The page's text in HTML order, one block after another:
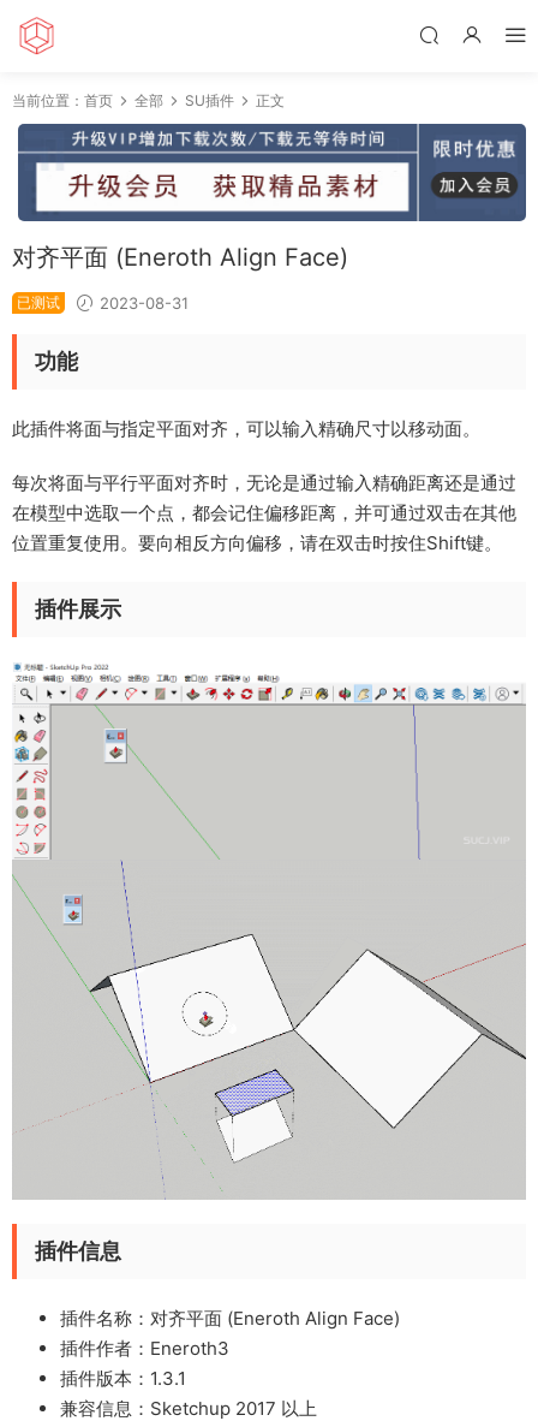
当前位置： 首页 全部 SU插件 正文
对齐平面 (Eneroth Align Face)
已测试 2023-08-31
功能
此插件将面与指定平面对齐，可以输入精确尺寸以移动面。
每次将面与平行平面对齐时，无论是通过输入精确距离还是通过
在模型中选取一个点，都会记住偏移距离，并可通过双击在其他
位置重复使用。要向相反方向偏移，请在双击时按住Shift键。
插件展示
插件信息
插件名称：对齐平面 (Eneroth Align Face)
插件作者：Eneroth3
插件版本：1.3.1
兼容信息：Sketchup 2017 以上